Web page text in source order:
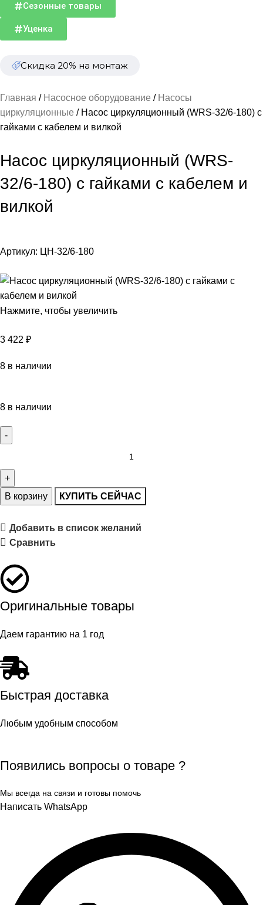
Сезонные товары
Уценка
Скидка 20% на монтаж
Главная Насосное оборудование
Насосы
циркуляционные
Насос циркуляционный (WRS-32/6-180) с
гайками с кабелем и вилкой
Насос циркуляционный (WRS-
32/6-180) с гайками с кабелем и
вилкой
Артикул: ЦН-32/6-180
Нажмите, чтобы увеличить
3 422 ₽
8 в наличии
8 в наличии
В корзину КУПИТЬ СЕЙЧАС
Добавить в список желаний
Сравнить
Оригинальные товары
Даем гарантию на 1 год
Быстрая доставка
Любым удобным способом
Появились вопросы о товаре ?
Мы всегда на связи и готовы помочь
Написать WhatsApp